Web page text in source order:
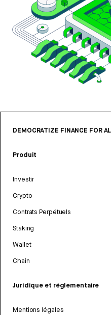
DEMOCRATIZE FINANCE FOR
Produit
Investir
Crypto
Contrats Perpétuels
Staking
Wallet
Chain
Juridique et réglementaire
Mentions légales